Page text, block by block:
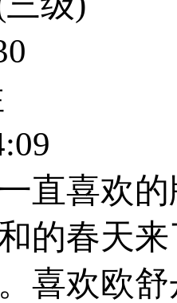
直喜欢
的春天
喜欢欧